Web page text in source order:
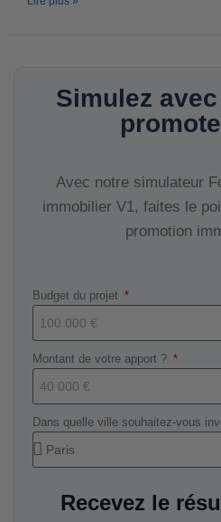
Simulez
Avec notre simulateur
immobilier V1, faites le
promotion
Budget du projet
Montant de votre apport ?
Dans quelle ville souhaitez-vous
Recevez le